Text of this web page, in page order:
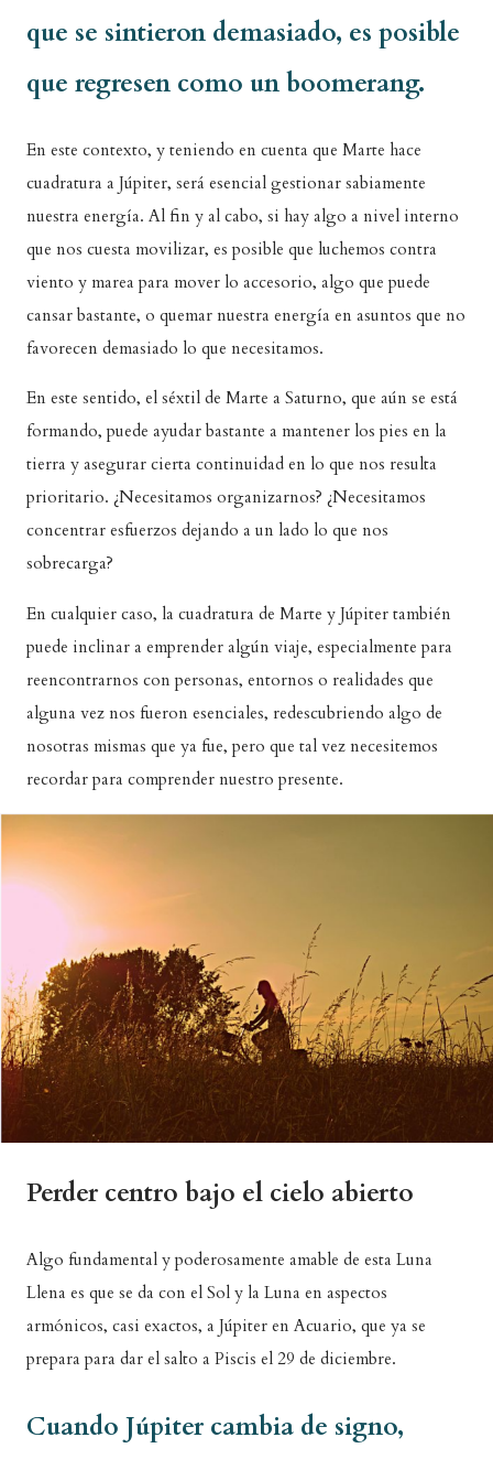
que se sintieron demasiado, es posible
que regresen como un boomerang.
En este contexto, y teniendo en cuenta que Marte hace
cuadratura a Júpiter, será esencial gestionar sabiamente
nuestra energía. Al fin y al cabo, si hay algo a nivel interno
que nos cuesta movilizar, es posible que luchemos contra
viento y marea para mover lo accesorio, algo que puede
cansar bastante, o quemar nuestra energía en asuntos que no
favorecen demasiado lo que necesitamos.
En este sentido, el séxtil de Marte a Saturno, que aún se está
formando, puede ayudar bastante a mantener los pies en la
tierra y asegurar cierta continuidad en lo que nos resulta
prioritario. ¿Necesitamos organizarnos? ¿Necesitamos
concentrar esfuerzos dejando a un lado lo que nos
sobrecarga?
En cualquier caso, la cuadratura de Marte y Júpiter también
puede inclinar a emprender algún viaje, especialmente para
reencontrarnos con personas, entornos o realidades que
alguna vez nos fueron esenciales, redescubriendo algo de
nosotras mismas que ya fue, pero que tal vez necesitemos
recordar para comprender nuestro presente.
Perder centro bajo el cielo abierto
Algo fundamental y poderosamente amable de esta Luna
Llena es que se da con el Sol y la Luna en aspectos
armónicos, casi exactos, a Júpiter en Acuario, que ya se
prepara para dar el salto a Piscis el 29 de diciembre.
Cuando Júpiter cambia de signo,